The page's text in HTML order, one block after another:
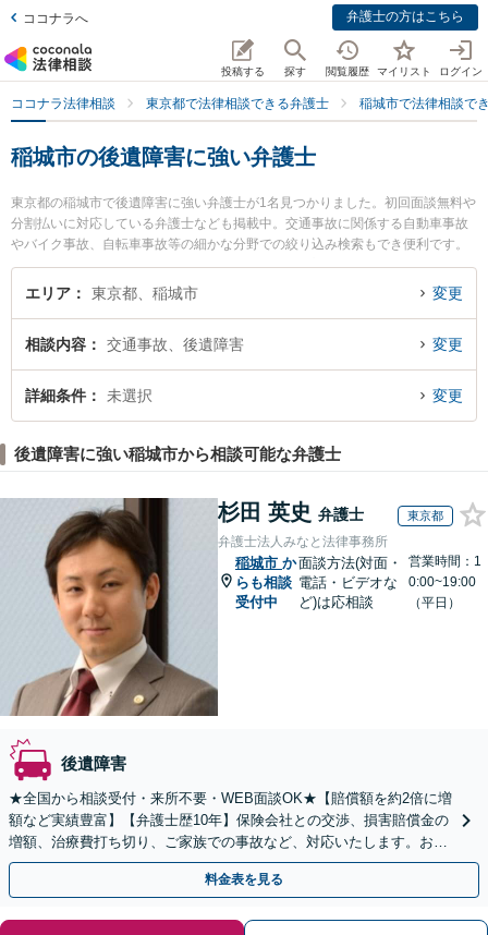
ココナラへ 弁護士の方はこちら
投稿する 探す 閲覧履歴 マイリスト ログイン
ココナラ法律相談 東京都で法律相談できる弁護士 稲城市で法律相談で
稲城市の後遺障害に強い弁護士
東京都の稲城市で後遺障害に強い弁護士が1名見つかりました。初回面談無料や
分割払いに対応している弁護士なども掲載中。交通事故に関係する自動車事故
やバイク事故、自転車事故等の細かな分野での絞り込み検索もでき便利です。
特に稲城オリーブ法律事務所の今村 雄人弁護士のプロフィール情報や弁護士費
用、強みなどが注目されています。『稲城市で土日や夜間に発生した後遺障害
る稲城市内の弁護士に相談予約したい』などでお困りの相談者さんにおすすめ
です。
エリア 東京都、稲城市 変更
相談内容 交通事故、後遺障害 変更
詳細条件 未選択 変更
後遺障害に強い稲城市から相談可能な弁護士
杉田 英史 弁護士 東京都
弁護士法人みなと法律事務所
稲城市 か
らも相談
受付中
面談方法(対面・
電話・ビデオな
ど)は応相談
営業時間：1
0:00~19:00
（平日）
後遺障害
★全国から相談受付・来所不要・WEB面談OK★【賠償額を約2倍に増
額など実績豊富】【弁護士歴10年】保険会社との交渉、損害賠償金の
増額、治療費打ち切り、ご家族での事故など、対応いたします。お早
めにご相談ください【初回相談・着手金無料】
料金表を見る